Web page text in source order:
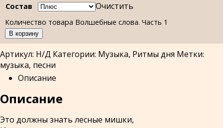
Состав Очистить
Количество товара Волшебные слова. Часть 1
В корзину
Артикул: Н/Д Категории: Музыка, Ритмы дня Метки:
музыка, песни
Описание
Описание
Это должны знать лесные мишки,